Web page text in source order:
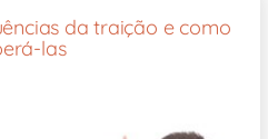
da traição e como
las